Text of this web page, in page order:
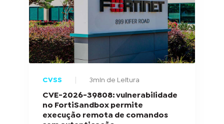
CVSS 3min de Leitura
CVE-2026-39808: vulnerabilidade
no FortiSandbox permite
execução remota de comandos